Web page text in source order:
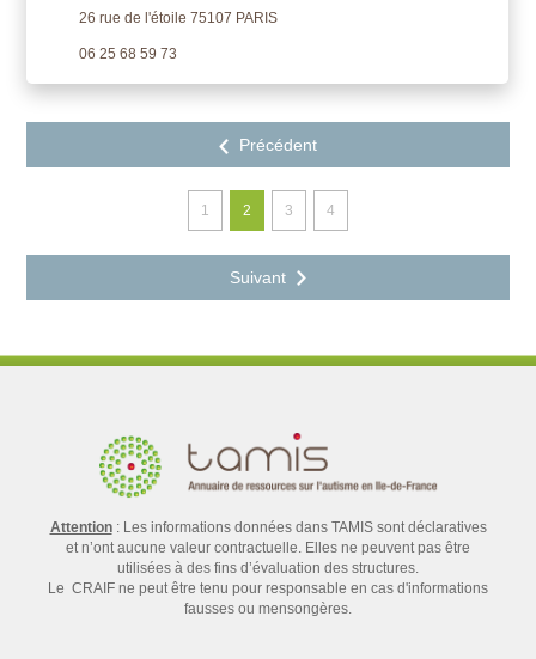
26 rue de l'étoile 75107 PARIS
06 25 68 59 73
1 2 3 4
Attention: Les informations données dans TAMIS sont déclaratives
et n’ont aucune valeur contractuelle. Elles ne peuvent pas être
utilisées à des fins d’évaluation des structures.
Le CRAIF ne peut être tenu pour responsable en cas d'informations
fausses ou mensongères.